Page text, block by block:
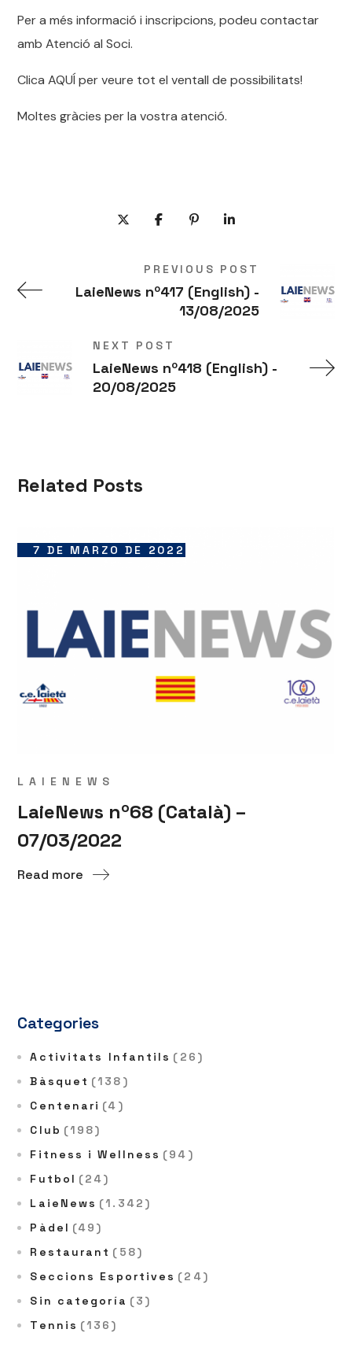
Per a més informació i inscripcions, podeu contactar
amb Atenció al Soci.
Clica AQUÍ per veure tot el ventall de possibilitats!
Moltes gràcies per la vostra atenció.
PREVIOUS POST
LaieNews nº417 (English) -
13/08/2025
NEXT POST
LaieNews nº418 (English) -
20/08/2025
Related Posts
7 DE MARZO DE 2022
LAIENEWS
LaieNews nº68 (Català) –
07/03/2022
Read more
Categories
Activitats Infantils (26)
Bàsquet (138)
Centenari (4)
Club (198)
Fitness i Wellness (94)
Futbol (24)
LaieNews (1.342)
Pàdel (49)
Restaurant (58)
Seccions Esportives (24)
Sin categoría (3)
Tennis (136)